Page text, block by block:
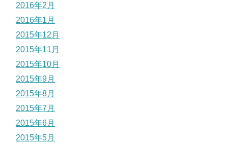
2016年2月
2016年1月
2015年12月
2015年11月
2015年10月
2015年9月
2015年8月
2015年7月
2015年6月
2015年5月